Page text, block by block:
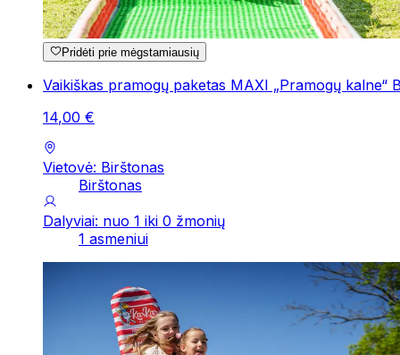
Pridėti prie mėgstamiausių
Vaikiškas pramogų paketas MAXI „Pramogų kalne“
14,00 €
Vietovė: Birštonas
Birštonas
Dalyviai: nuo 1 iki 0 žmonių
1 asmeniui